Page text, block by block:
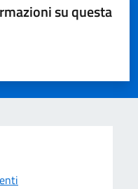
su questa